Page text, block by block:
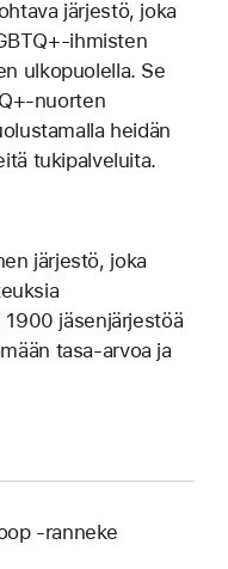
järjestö, joka
ihmisten
ulkopuolella. Se
nuorten
heidän
tukipalveluita.
järjestö, joka
1900 jäsenjärjestöä
tasa-arvoa ja
‑ranneke